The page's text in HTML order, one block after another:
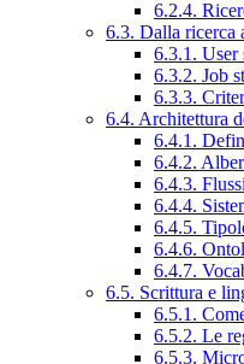
6.2.4.
6.3. Dalla ricerca
6.3.1. User
6.3.2. Job
6.3.3.
6.4. Architettura
6.4.1.
6.4.2.
6.4.3.
6.4.4.
6.4.5.
6.4.6.
6.4.7.
6.5. Scrittura e
6.5.1.
6.5.2. Le
6.5.3.